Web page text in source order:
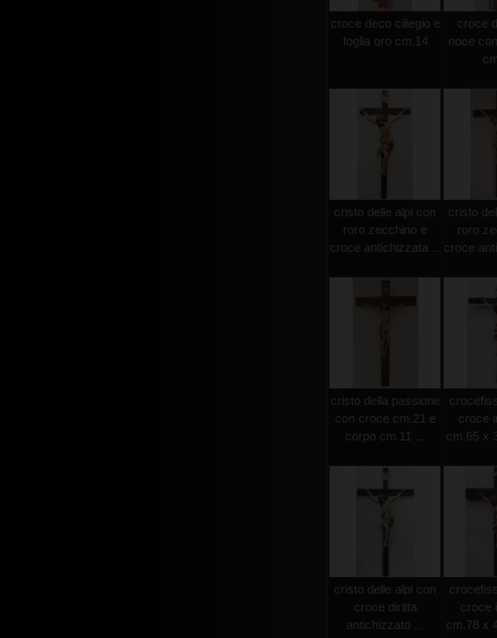
croce deco ciliegio e
foglia oro cm.14
croce
noce
cristo delle alpi con
roro zecchino e
croce antichizzata ...
cristo
roro
croce
cristo della passione
con croce cm.21 e
corpo cm.11 ...
croce
cm.65 x
cristo delle alpi con
croce diritta
antichizzato ...
croce
cm.78 x